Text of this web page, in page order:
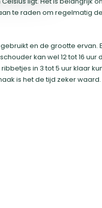
te raden om regelmatig de
en de grootte ervan.
kan wel 12 tot 16 uur
in 3 tot 5 uur klaar
is het de tijd zeker waard.